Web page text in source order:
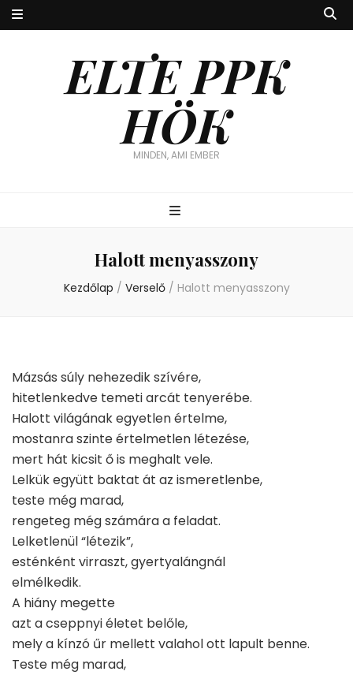
ELTE PPK
HÖK
MINDEN, AMI EMBER
Halott menyasszony
Kezdőlap / Verselő / Halott menyasszony
Mázsás súly nehezedik szívére,
hitetlenkedve temeti arcát tenyerébe.
Halott világának egyetlen értelme,
mostanra szinte értelmetlen létezése,
mert hát kicsit ő is meghalt vele.
Lelkük együtt baktat át az ismeretlenbe,
teste még marad,
rengeteg még számára a feladat.
Lelketlenül “létezik”,
esténként virraszt, gyertyalángnál
elmélkedik.
A hiány megette
azt a cseppnyi életet belőle,
mely a kínzó űr mellett valahol ott lapult benne.
Teste még marad,